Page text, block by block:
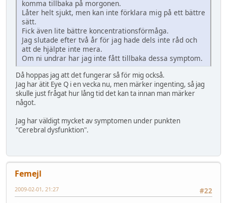
komma tillbaka på morgonen.
Låter helt sjukt, men kan inte förklara mig på ett bättre
sätt.
Fick även lite bättre koncentrationsförmåga.
Jag slutade efter två år för jag hade dels inte råd och
att de hjälpte inte mera.
Om ni undrar har jag inte fått tillbaka dessa symptom.
Då hoppas jag att det fungerar så för mig också.
Jag har ätit Eye Q i en vecka nu, men märker ingenting, så jag
skulle just frågat hur lång tid det kan ta innan man märker
något.
Jag har väldigt mycket av symptomen under punkten
"Cerebral dysfunktion".
Femejl
#22
2009-02-01, 21:27